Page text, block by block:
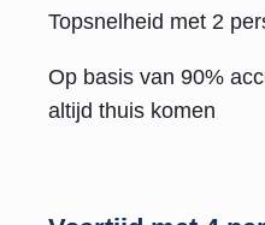
Topsnelheid met 2
Op basis van 90%
altijd thuis komen